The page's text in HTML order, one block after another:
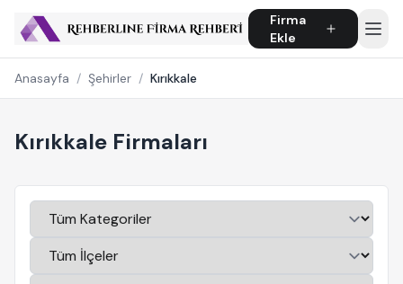
Firma
Ekle
Anasayfa / Şehirler / Kırıkkale
Kırıkkale Firmaları